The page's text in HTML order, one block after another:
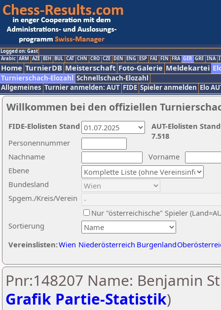
Logged on: Gast
Arabic ARM AZE BIH BUL CAT CHN CRO CZE DEN ENG ESP FAI FIN FRA GER GRE INA
Home TurnierDB Meisterschaft Foto-Galerie Meldekartei
Turnierschach-Elozahl Schnellschach-Elozahl
Allgemeines Turnier anmelden: AUT FIDE Spieler anmelden Elo
Willkommen bei den offiziellen
Nachname
Vorname
Ebene
Sortierung
Personennummer
Bundesland
Spgem./Kreis/Verein
Nur "österreichische" Spieler
Vereinslisten:Wien Niederösterreich Burgenland
AUT-Elolisten
7.518
FIDE-Elolisten Stand
Pnr:148207 Name: Benjamin
Grafik Partie-Statistik)